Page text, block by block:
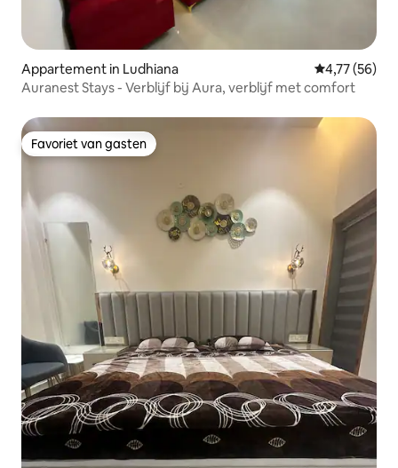
Appartement in Ludhiana Gemiddelde
4,77 (56)
Auranest Stays - Verblijf bij Aura, verblijf met comfort
Favoriet van gasten
Favoriet van gasten